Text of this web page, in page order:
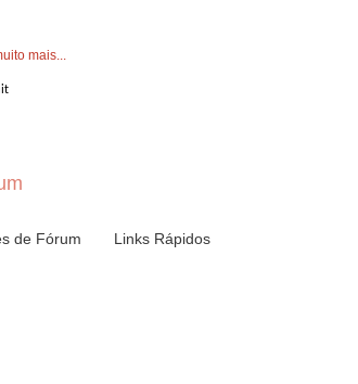
de Fórum Links Rápidos